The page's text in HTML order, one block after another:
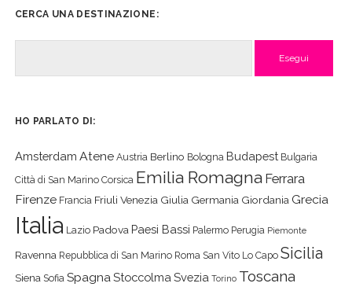
CERCA UNA DESTINAZIONE:
HO PARLATO DI:
Amsterdam Atene Austria Berlino Bologna Budapest Bulgaria
Città di San Marino Corsica Emilia Romagna Ferrara
Firenze Francia Friuli Venezia Giulia Germania Giordania Grecia
Italia Lazio Padova Paesi Bassi Palermo Perugia Piemonte
Ravenna Repubblica di San Marino Roma San Vito Lo Capo Sicilia
Siena Sofia SpagnaStoccolma Svezia Torino Toscana